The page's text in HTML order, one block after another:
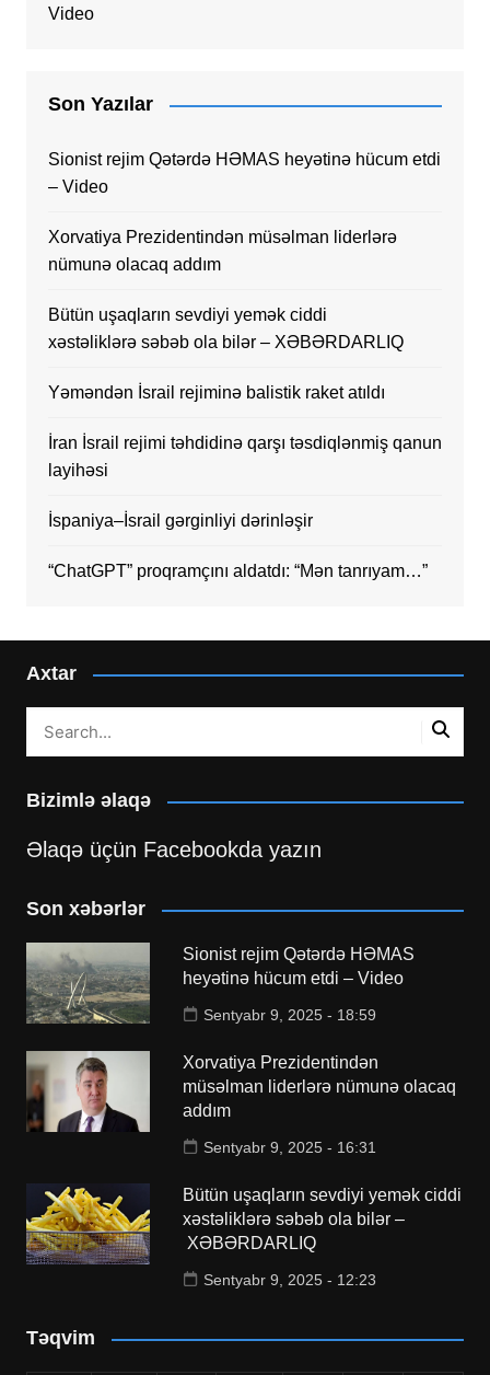
Video
Son Yazılar
Sionist rejim Qətərdə HƏMAS heyətinə hücum etdi
– Video
Xorvatiya Prezidentindən müsəlman liderlərə
nümunə olacaq addım
Bütün uşaqların sevdiyi yemək ciddi
xəstəliklərə səbəb ola bilər – XƏBƏRDARLIQ
Yəməndən İsrail rejiminə balistik raket atıldı
İran İsrail rejimi təhdidinə qarşı təsdiqlənmiş qanun
layihəsi
İspaniya–İsrail gərginliyi dərinləşir
“ChatGPT” proqramçını aldatdı: “Mən tanrıyam…”
Axtar
Bizimlə əlaqə
Əlaqə üçün Facebookda yazın
Son xəbərlər
Sionist rejim Qətərdə HƏMAS
heyətinə hücum etdi – Video
Sentyabr 9, 2025 - 18:59
Xorvatiya Prezidentindən
müsəlman liderlərə nümunə olacaq
addım
Sentyabr 9, 2025 - 16:31
Bütün uşaqların sevdiyi yemək ciddi
xəstəliklərə səbəb ola bilər –
XƏBƏRDARLIQ
Sentyabr 9, 2025 - 12:23
Təqvim